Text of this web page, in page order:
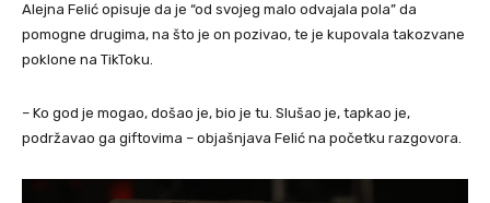
Alejna Felić opisuje da je “od svojeg malo odvajala pola” da
pomogne drugima, na što je on pozivao, te je kupovala takozvane
poklone na TikToku.
– Ko god je mogao, došao je, bio je tu. Slušao je, tapkao je,
podržavao ga giftovima – objašnjava Felić na početku razgovora.